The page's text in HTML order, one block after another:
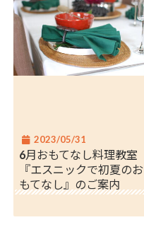
2023/05/31
6月おもてなし料理教室
『エスニックで初夏のお
もてなし』のご案内